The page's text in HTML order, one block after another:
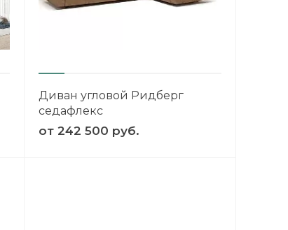
Диван угловой Ридберг
седафлекс
от 242 500 руб.